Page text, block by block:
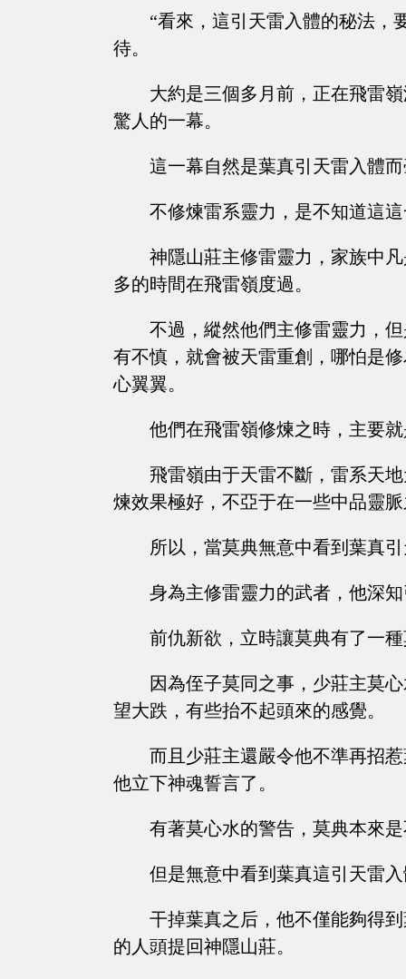
“看來，這引天雷入體的秘法，
待。
大約是三個多月前，正在飛雷
驚人的一幕。
這一幕自然是葉真引天雷入體
不修煉雷系靈力，是不知道這
神隱山莊主修雷靈力，家族中
多的時間在飛雷嶺度過。
不過，縱然他們主修雷靈力，
有不慎，就會被天雷重創，哪怕是
心翼翼。
他們在飛雷嶺修煉之時，主要
飛雷嶺由于天雷不斷，雷系天
煉效果極好，不亞于在一些中品靈
所以，當莫典無意中看到葉真
身為主修雷靈力的武者，他深
前仇新欲，立時讓莫典有了一
因為侄子莫同之事，少莊主莫
望大跌，有些抬不起頭來的感覺。
而且少莊主還嚴令他不準再招
他立下神魂誓言了。
有著莫心水的警告，莫典本來
但是無意中看到葉真這引天雷
干掉葉真之后，他不僅能夠得
的人頭提回神隱山莊。